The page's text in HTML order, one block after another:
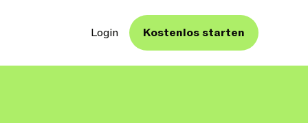
Login Kostenlos starten